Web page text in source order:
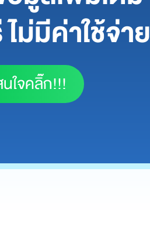
ม่มีค่าใช้จ่าย
ใจคลิ๊ก!!!